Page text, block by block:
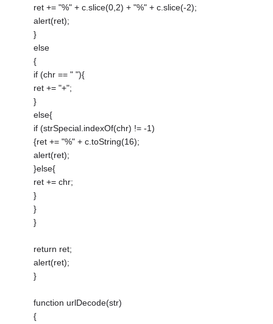
ret += "%" + c.slice(0,2) + "%" + c.slice(-2);
alert(ret);
}
else
{
if (chr == " "){
ret += "+";
}
else{
if (strSpecial.indexOf(chr) != -1)
{ret += "%" + c.toString(16);
alert(ret);
}else{
ret += chr;
}
}
}
return ret;
alert(ret);
}
function urlDecode(str)
{